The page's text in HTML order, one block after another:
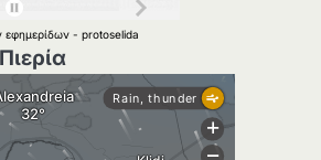
εφημερίδων - protoselida